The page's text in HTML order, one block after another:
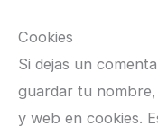
Cookies
Si dejas un
guardar tu
y web en cookies.